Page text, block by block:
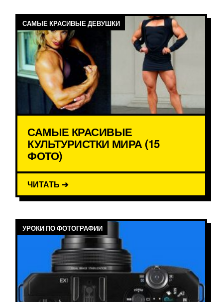
САМЫЕ КРАСИВЫЕ ДЕВУШКИ
САМЫЕ КРАСИВЫЕ
КУЛЬТУРИСТКИ МИРА (15
ФОТО)
ЧИТАТЬ ➔
УРОКИ ПО ФОТОГРАФИИ